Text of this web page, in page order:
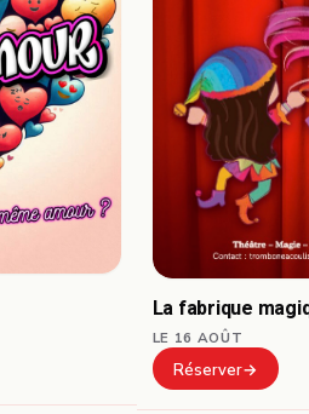
La fabrique
LE 16 AOÛT
Réserver